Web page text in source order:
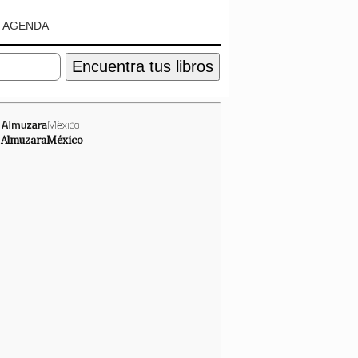
AGENDA
Encuentra tus libros
AlmuzaraMéxico